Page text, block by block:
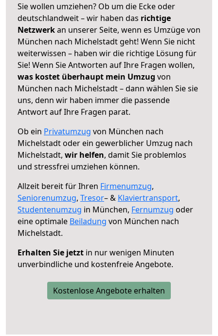
Sie wollen umziehen? Ob um die Ecke oder
deutschlandweit – wir haben das richtige
Netzwerkan unserer Seite, wenn es Umzüge von
München nach Michelstadt geht! Wenn Sie nicht
weiterwissen – haben wir die richtige Lösung für
Sie! Wenn Sie Antworten auf Ihre Fragen wollen,
was kostet überhaupt mein Umzug von
München nach Michelstadt – dann wählen Sie sie
uns, denn wir haben immer die passende
Antwort auf Ihre Fragen parat.
Ob ein Privatumzug von München nach
Michelstadt oder ein gewerblicher Umzug nach
Michelstadt, wir helfen, damit Sie problemlos
und stressfrei umziehen können.
Allzeit bereit für Ihren Firmenumzug,
Seniorenumzug, Tresor– & Klaviertransport,
Studentenumzug in München, Fernumzug oder
eine optimale Beiladung von München nach
Michelstadt.
Erhalten Sie jetzt in nur wenigen Minuten
unverbindliche und kostenfreie Angebote.
Kostenlose Angebote erhalten